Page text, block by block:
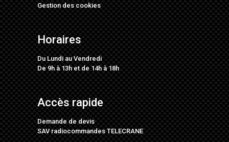
Gestion des cookies
Horaires
Du Lundi au Vendredi
De 9h à 13h et de 14h à 18h
Accès rapide
Demande de devis
SAV radiocommandes TELECRANE